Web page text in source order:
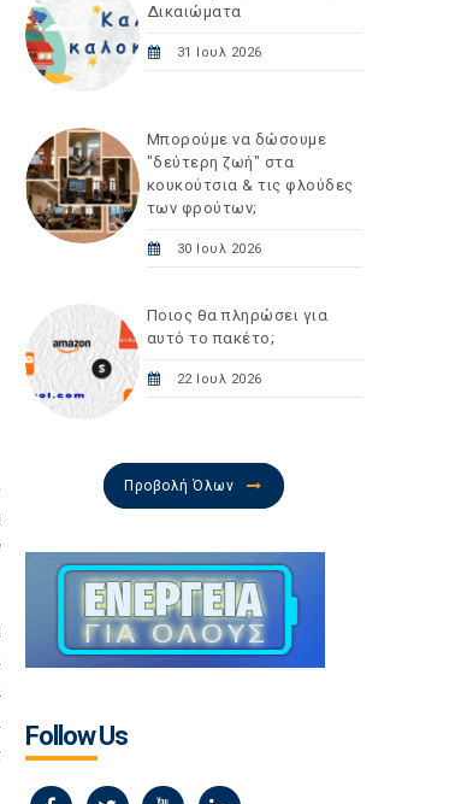
Δικαιώματα
31 Ιουλ 2026
Μπορούμε να δώσουμε
"δεύτερη ζωή" στα
κουκούτσια & τις φλούδες
των φρούτων;
30 Ιουλ 2026
Ποιος θα πληρώσει για
αυτό το πακέτο;
22 Ιουλ 2026
Προβολή Όλων
Follow Us